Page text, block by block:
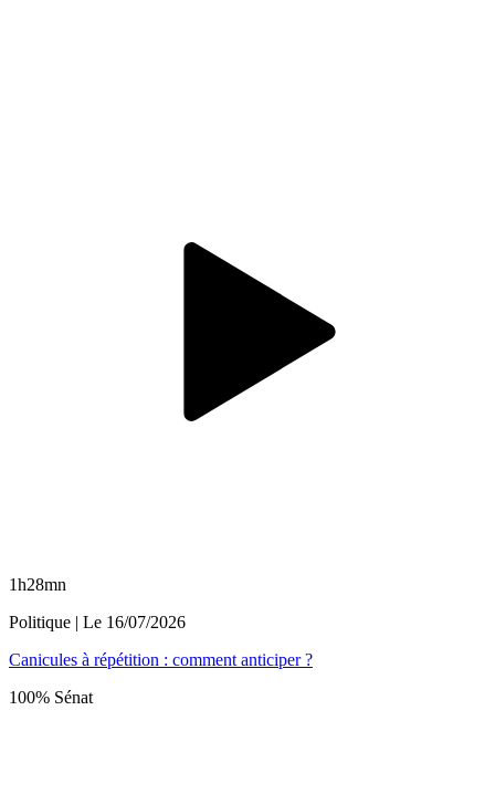
1h28mn
Politique | Le 16/07/2026
Canicules à répétition : comment anticiper ?
100% Sénat